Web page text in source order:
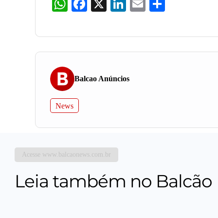
WhatsAppFacebook LinkedInEmail
Balcao Anúncios
News
Acesse www.balcaonews.com.br
Leia também no Balcão